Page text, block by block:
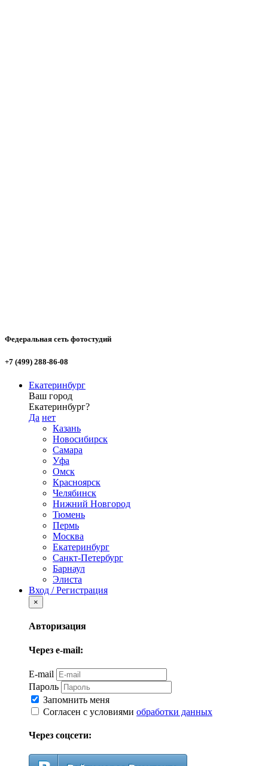
Федеральная сеть фотостудий
+7 (499) 288-86-08
Екатеринбург
Ваш город
Екатеринбург?
Да нет
Казань
Новосибирск
Самара
Уфа
Омск
Красноярск
Челябинск
Нижний Новгород
Тюмень
Пермь
Москва
Екатеринбург
Санкт-Петербург
Барнаул
Элиста
Вход / Регистрация
×
Авторизация
Через e-mail:
E-mail
Пароль
Запомнить меня
Согласен с условиями обработки данных
Через соцсети: